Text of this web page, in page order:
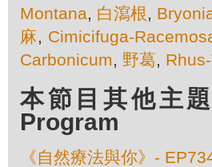
Montana, 白瀉根,
麻, Cimicifuga-
Carbonicum, 野葛,
本節目其他主
Program
《自然療法與你》-